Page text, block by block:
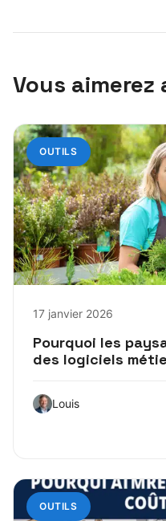
Vous aimerez
OUTILS
17 janvier 2026
Pourquoi les
des logiciels
Louis
OUTILS